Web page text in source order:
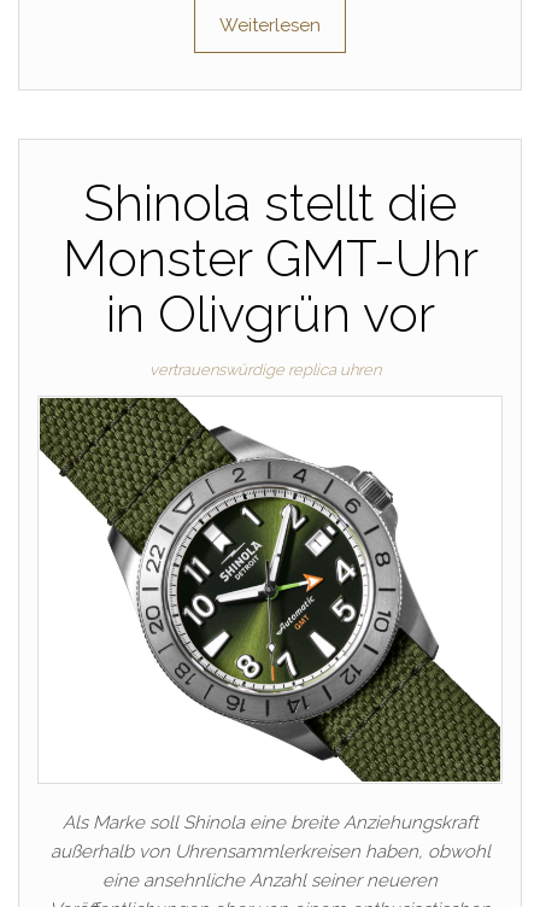
Weiterlesen
Shinola stellt die
Monster GMT-Uhr
in Olivgrün vor
vertrauenswürdige replica uhren
Als Marke soll Shinola eine breite Anziehungskraft
außerhalb von Uhrensammlerkreisen haben, obwohl
eine ansehnliche Anzahl seiner neueren